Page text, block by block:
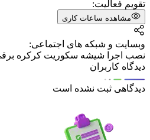
تقویم فعالیت:
مشاهده ساعات کاری
وبسایت و شبکه های اجتماعی:
نصب اجرا شیشه سکوریت کرکره
دیدگاه کاربران
دیدگاهی ثبت نشده است